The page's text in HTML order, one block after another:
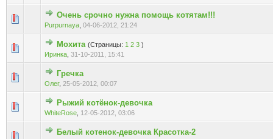
Очень срочно нужна помощь котятам!!!
Purpurnaya 04-06-2012, 21:24
Голосов: 0 - Средняя оценка: 0 из 5
12345
Мохита (Страницы: 1 2 3 )
Иринка 31-10-2011, 15:41
Голосов: 0 - Средняя оценка: 0 из 5
1 234
Гречка
Олег, 25-05-2012, 00:07
Голосов: 0 - Средняя оценка: 0 из 5
Рыжий котёнок-девочка
WhiteRose 12-05-2012, 03:06
Голосов: 0 - Средняя оценка: 0 из 5
12345
Белый котенок-девочка Красотка-2
Голосов: 0 - Средняя оценка: 0 из 5
12345